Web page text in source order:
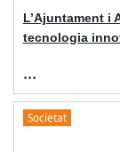
L’Ajuntament i
tecnologia
...
Societat